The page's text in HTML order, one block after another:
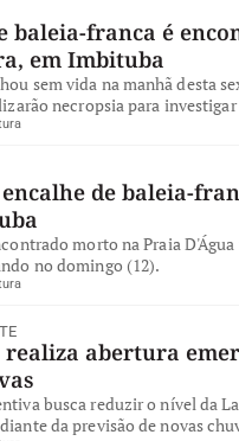
baleia-franca é
em Imbituba
sem vida na manhã desta
necropsia para
de baleia-
morto na Praia
no domingo (12).
abertura
busca reduzir o nível da
da previsão de novas